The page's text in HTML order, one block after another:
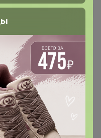
Автор уже получил заказ!
По фото она
И когда в августе
, что она стоит
что она стоит
я и возмутилась. А
свободная
И то, что я заплатила за
на меня зла